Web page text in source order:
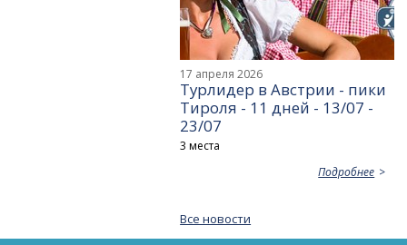
17 апреля 2026
Турлидер в Австрии - пики
Тироля - 11 дней - 13/07 -
23/07
3 места
Подробнее
Все новости